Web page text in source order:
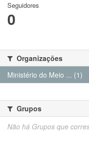
Seguidores
0
Organizações
Ministério do Meio ... (1)
Grupos
Não há Grupos que